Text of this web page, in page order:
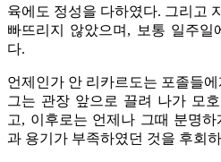
육에도 정성을 다하였다. 그리고
빠뜨리지 않았으며, 보통 일주
다.
언제인가 안 리카르도는 포졸들
그는 관장 앞으로 끌려 나가 모
고, 이후로는 언제나 그때 분명
과 용기가 부족하였던 것을 후회